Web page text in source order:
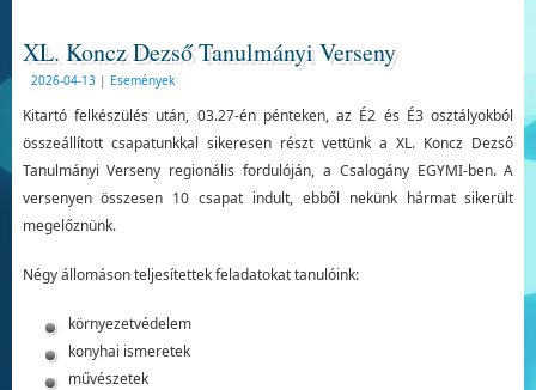
XL. Koncz Dezső Tanulmányi Verseny
2026-04-13 | Események
Kitartó felkészülés után, 03.27-én pénteken, az É2 és É3 osztályokból
összeállított csapatunkkal sikeresen részt vettünk a XL. Koncz Dezső
Tanulmányi Verseny regionális fordulóján, a Csalogány EGYMI-ben. A
versenyen összesen 10 csapat indult, ebből nekünk hármat sikerült
megelőznünk.
Négy állomáson teljesítettek feladatokat tanulóink:
környezetvédelem
konyhai ismeretek
művészetek